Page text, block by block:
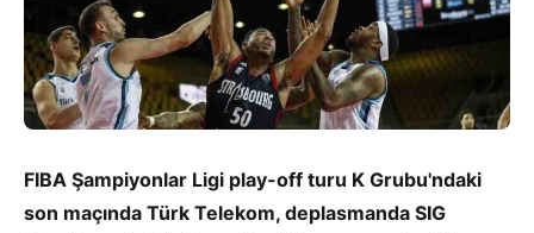
FIBA Şampiyonlar Ligi play-off turu K Grubu'ndaki
son maçında Türk Telekom, deplasmanda SIG